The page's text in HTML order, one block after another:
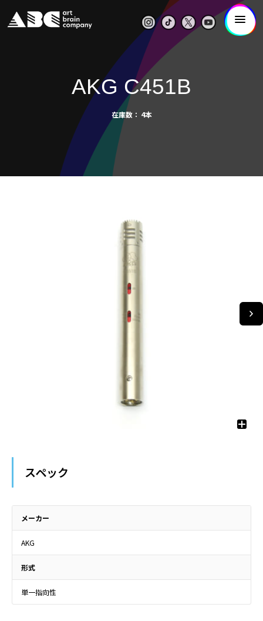
AKG C451B
在庫数 4本
スペック
メーカー
AKG
形式
単一指向性